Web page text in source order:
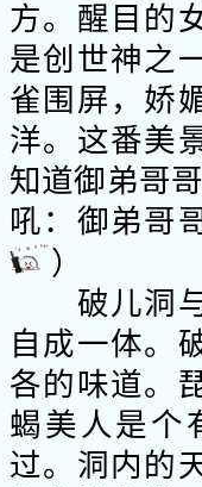
方。醒目的
是创世神之
雀围屏，娇
洋。这番美
知道御弟哥
吼：御弟哥
）
破儿洞与
自成一体。
各的味道。
蝎美人是个
过。洞内的